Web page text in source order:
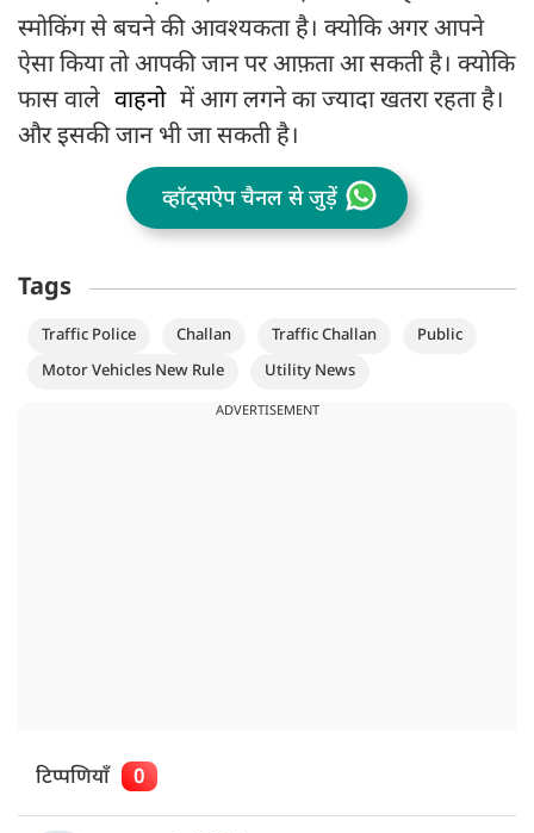
स्मोकिंग से बचने की आवश्यकता है। क्योकि अगर आपने
ऐसा किया तो आपकी जान पर आफ़ता आ सकती है। क्योकि
फास वाले वाहनो में आग लगने का ज्यादा खतरा रहता है।
और इसकी जान भी जा सकती है।
व्हॉट्सऐप चैनल से जुड़ें
Tags
Traffic Police Challan Traffic Challan
Public
Motor Vehicles New Rule
Utility News
ADVERTISEMENT
टिप्पणियाँ 0